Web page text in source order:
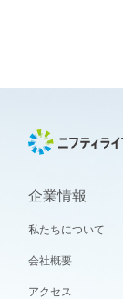
企業情報
私たちについて
会社概要
アクセス